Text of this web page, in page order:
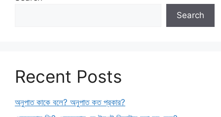
Search
Recent Posts
অনুপাত কাকে বলে? অনুপাত কত প্রকার?